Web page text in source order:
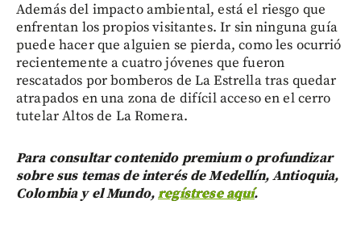
Además del impacto ambiental, está el riesgo que
enfrentan los propios visitantes. Ir sin ninguna guía
puede hacer que alguien se pierda, como les ocurrió
recientemente a cuatro jóvenes que fueron
rescatados por bomberos de La Estrella tras quedar
atrapados en una zona de difícil acceso en el cerro
tutelar Altos de La Romera.
Para consultar contenido premium o profundizar
sobre sus temas de interés de Medellín, Antioquia,
Colombia y el Mundo,regístrese aquí.